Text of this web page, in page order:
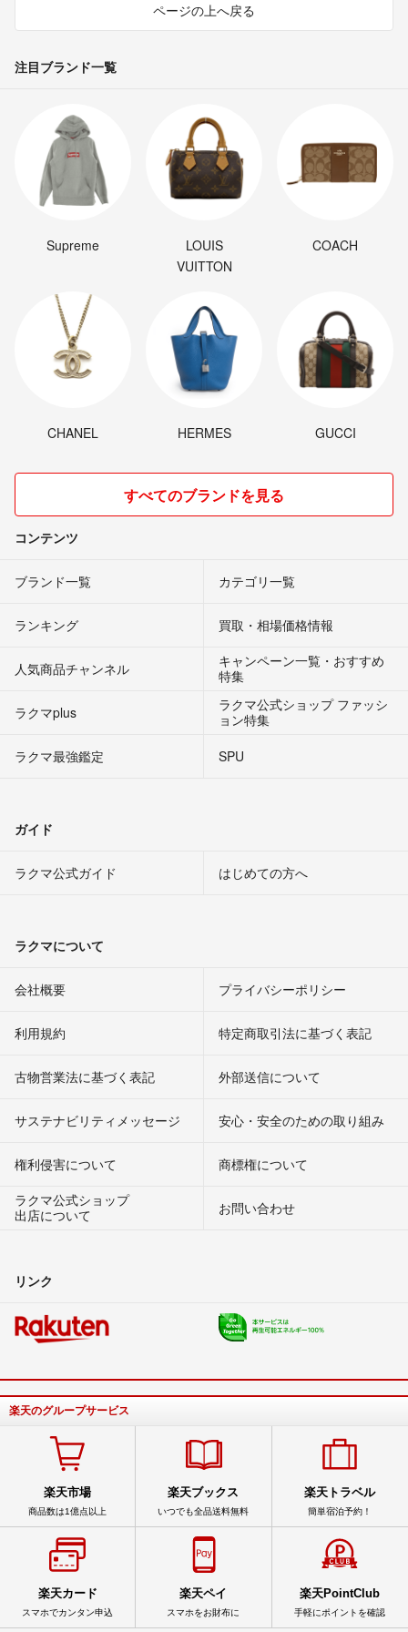
ページの上へ戻る
注目ブランド一覧
Supreme
LOUIS
VUITTON
COACH
CHANEL HERMES GUCCI
すべてのブランドを見る
コンテンツ
ブランド一覧 カテゴリ一覧
ランキング 買取・相場価格情報
人気商品チャンネル
キャンペーン一覧・おすすめ
特集
ラクマplus
ラクマ公式ショップ ファッシ
ョン特集
ラクマ最強鑑定
SPU
ガイド
ラクマ公式ガイド はじめての方へ
ラクマについて
会社概要 プライバシーポリシー
利用規約 特定商取引法に基づく表記
古物営業法に基づく表記 外部送信について
サステナビリティメッセージ 安心・安全のための取り組み
権利侵害について
商標権について
ラクマ公式ショップ
出店について
お問い合わせ
リンク
楽天のグループサービス
楽天市場
商品数は1億点以上
楽天ブックス
いつでも全品送料無料
楽天トラベル
簡単宿泊予約！
楽天カード
スマホでカンタン申込
楽天ペイ
スマホをお財布に
楽天PointClub
手軽にポイントを確認